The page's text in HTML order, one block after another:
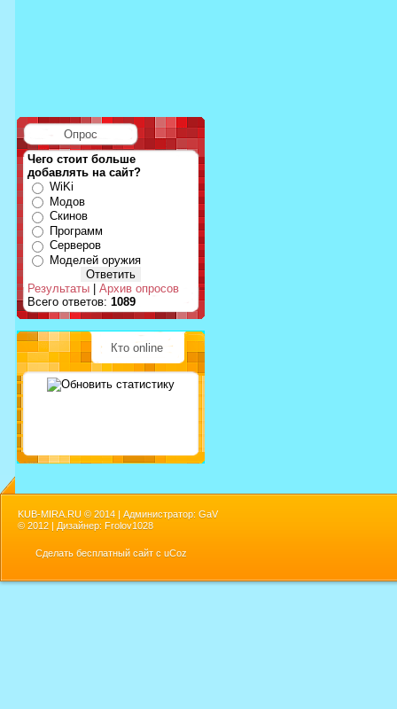
Опрос
Чего стоит больше
добавлять на сайт?
WiKi
Модов
Скинов
Программ
Серверов
Моделей оружия
Результаты
Архив опросов
Всего ответов: 1089
Кто online
KUB-MIRA.RU © 2014 | Администратор: GaV
© 2012 | Дизайнер: Frolov1028
Сделать бесплатный сайт с uCoz